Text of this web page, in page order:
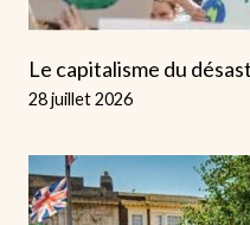
Le capitalisme du
28 juillet 2026